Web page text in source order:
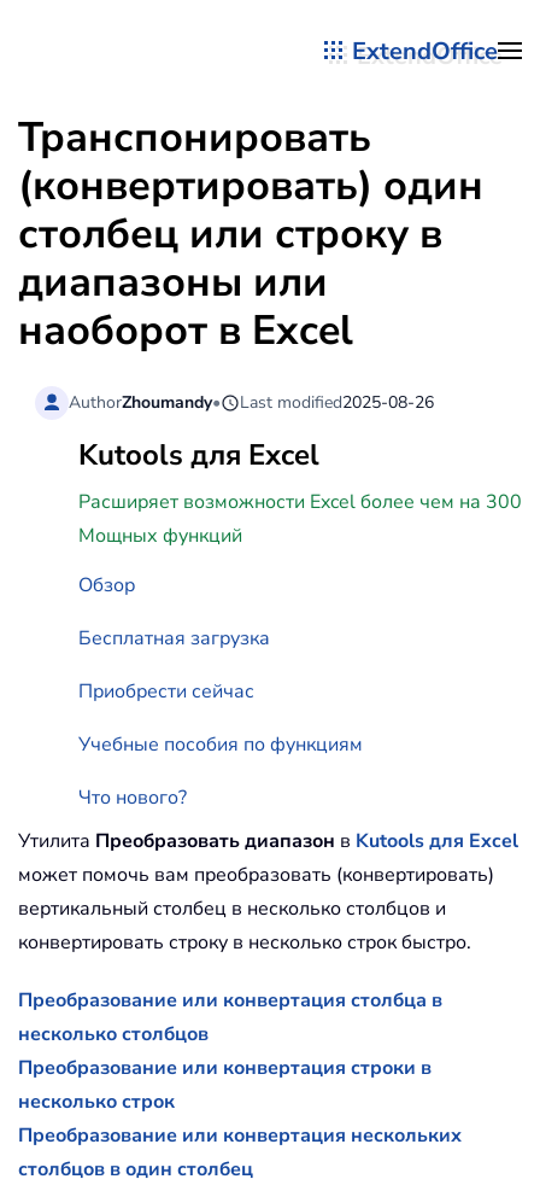
ExtendOffice
Транспонировать
(конвертировать) один
столбец или строку в
диапазоны или
наоборот в Excel
AuthorZhoumandy• Last modified2025-08-26
Kutools для Excel
Расширяет возможности Excel более чем на 300
Мощных функций
Обзор
Бесплатная загрузка
Приобрести сейчас
Учебные пособия по функциям
Что нового?
Утилита Преобразовать диапазон в Kutools для Excel
может помочь вам преобразовать (конвертировать)
вертикальный столбец в несколько столбцов и
конвертировать строку в несколько строк быстро.
Преобразование или конвертация столбца в
несколько столбцов
Преобразование или конвертация строки в
несколько строк
Преобразование или конвертация нескольких
столбцов в один столбец